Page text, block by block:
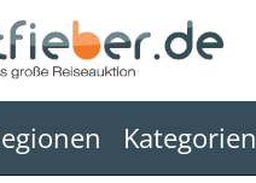
Kategorien